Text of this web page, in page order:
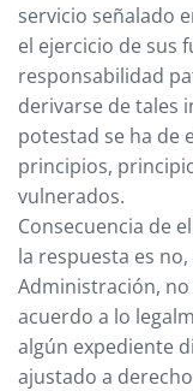
servicio señalado
el ejercicio de sus
responsabilidad
derivarse de tales
potestad se ha de
principios,
vulnerados.
Consecuencia de
la respuesta es
Administración,
acuerdo a lo
algún expediente
ajustado a